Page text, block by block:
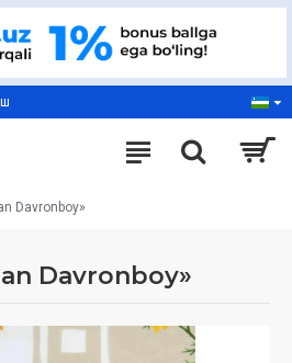
Davronboy»
Davronboy»